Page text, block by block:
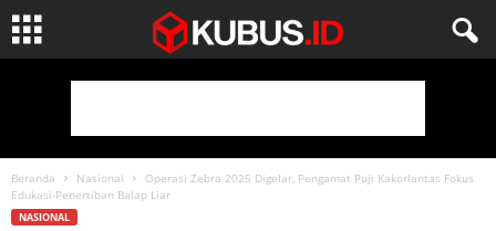
Beranda Nasional
Operasi Zebra 2025 Digelar, Pengamat Puji Kakorlantas Fokus
Edukasi-Penertiban Balap Liar
NASIONAL